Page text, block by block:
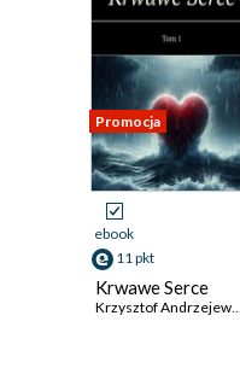
Promocja
ebook
11 pkt
Krwawe Serce